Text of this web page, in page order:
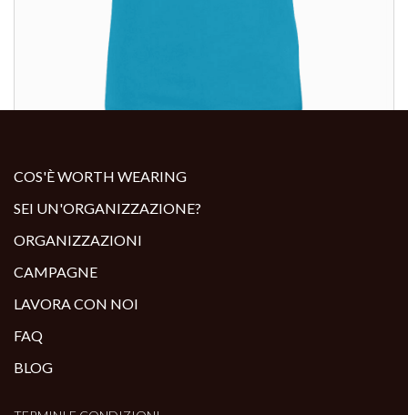
COS'È WORTH WEARING
SEI UN'ORGANIZZAZIONE?
ORGANIZZAZIONI
CAMPAGNE
LAVORA CON NOI
FAQ
BLOG